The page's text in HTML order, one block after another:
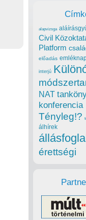
alapvizsga
Civil
Platform
előadás
interjú
NAT
konferencia
Tényleg!?
álhírek
érettségi